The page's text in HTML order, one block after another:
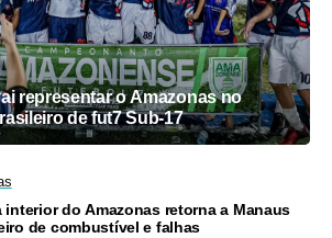
representar o Amazonas no
de fut7 Sub-17
interior do Amazonas retorna a Manaus
de combustível e falhas